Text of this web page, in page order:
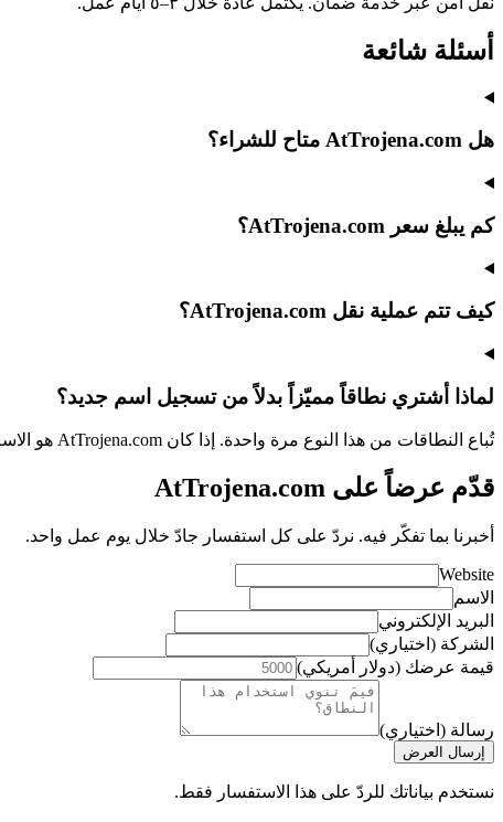
أسئلة شائعة
هل AtTrojena.com متاح للشراء؟
كم يبلغ سعر AtTrojena.com؟
كيف تتم عملية نقل AtTrojena.com؟
لماذا أشتري نطاقاً مميّزاً بدلاً من تسجيل اسم جديد؟
تُباع النطاقات من هذا النوع مرة واحدة. إذا كان AtTrojena.com هو الاسم الذي تبحث عنه، تواصل معنا اليوم.
قدّم عرضاً على AtTrojena.com
أخبرنا بما تفكّر فيه. نردّ على كل استفسار جادّ خلال يوم عمل واحد.
Website
الاسم
البريد الإلكتروني
الشركة (اختياري)
قيمة عرضك (دولار أمريكي)
رسالة (اختياري)
إرسال العرض
نستخدم بياناتك للردّ على هذا الاستفسار فقط.